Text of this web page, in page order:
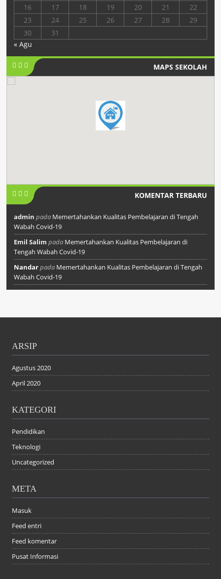
16
17 18 19 20 21
22
23
24 25 26 27 28
29
30
31
« Agu
MAPS SEKOLAH
KOMENTAR TERBARU
admin pada Memertahankan Kualitas Pembelajaran di Tengah
Wabah Covid-19
Emil Salim pada Memertahankan Kualitas Pembelajaran di
Tengah Wabah Covid-19
Nandarpada Memertahankan Kualitas Pembelajaran di Tengah
Wabah Covid-19
ARSIP
Agustus 2020
April 2020
KATEGORI
Pendidikan
Teknologi
Uncategorized
META
Masuk
Feed entri
Feed komentar
Pusat Informasi